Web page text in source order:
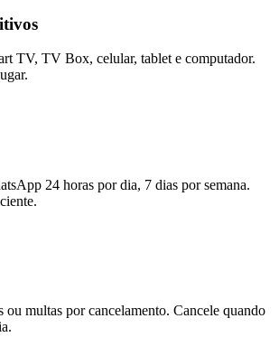
TV, TV Box, celular, tablet e computador.
24 horas por dia, 7 dias por semana.
ou multas por cancelamento. Cancele quando